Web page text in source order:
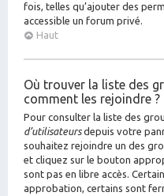
fois, telles qu’ajouter des
accessible un forum privé.
Haut
Où trouver la liste des
comment les rejoindre ?
Pour consulter la liste des
d’utilisateursdepuis votre
souhaitez rejoindre un des
et cliquez sur le bouton
sont pas en libre accès.
approbation, certains sont